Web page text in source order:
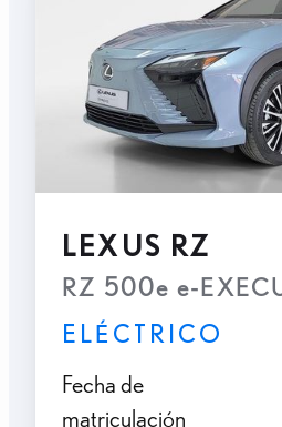
LEXUS RZ
RZ 500e e-
ELÉCTRICO
Fecha de
matriculación